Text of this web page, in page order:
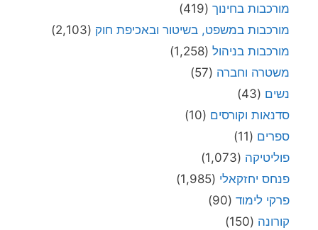
מורכבות בחינוך (419)
מורכבות במשפט, בשיטור ובאכיפת חוק (2,103)
מורכבות בניהול (1,258)
משטרה וחברה (57)
נשים (43)
סדנאות וקורסים (10)
ספרים (11)
פוליטיקה (1,073)
פנחס יחזקאלי (1,985)
פרקי לימוד (90)
קורונה (150)